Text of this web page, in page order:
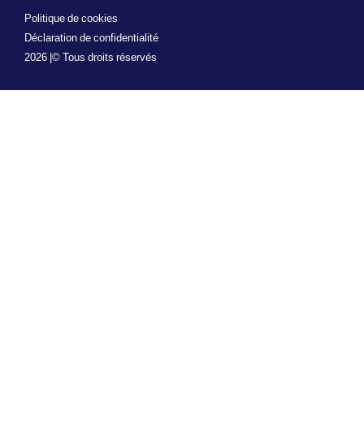
2026 |© Tous droits réservés
Politique de cookies
Déclaration de confidentialité